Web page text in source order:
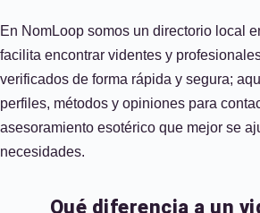
En NomLoop somos un directorio local
facilita encontrar videntes y
verificados de forma rápida y segura;
perfiles, métodos y opiniones para
asesoramiento esotérico que mejor se
necesidades.
Qué diferencia a un